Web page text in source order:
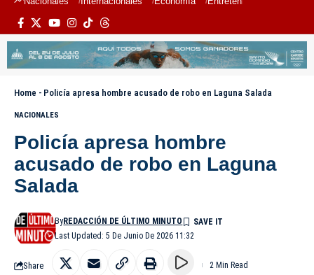
Home - Policía apresa hombre acusado de robo en Laguna Salada
NACIONALES
Policía apresa hombre
acusado de robo en Laguna
Salada
Last Updated: 5 De Junio De 2026 11:32
ByREDACCIÓN DE ÚLTIMO MINUTO
Share 2 Min Read